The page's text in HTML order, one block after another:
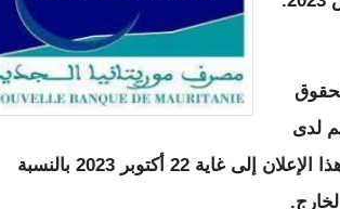
لدى
مقر أمانة التصفية بوكالة البنك في لكصر وذلك ابتداء من نشر هذا الإعلان إلى غاية 22 أكتوبر 2023 بالنسبة